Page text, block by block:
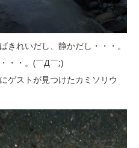
きれいだし、静かだし・・・。
・・。(￣Д￣;)
ゲストが見つけたカミソリウ